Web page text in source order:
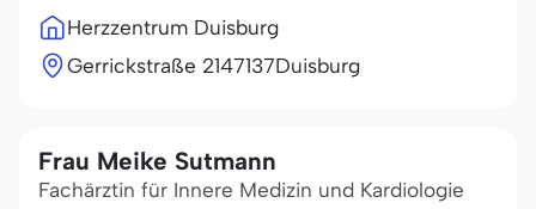
Herzzentrum Duisburg
Gerrickstraße 2147137Duisburg
Frau Meike Sutmann
Fachärztin für Innere Medizin und Kardiologie